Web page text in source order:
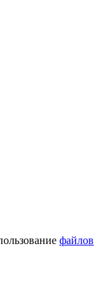
файлов